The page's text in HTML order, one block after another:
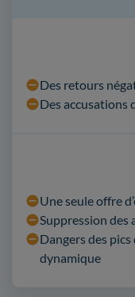
Des retours
Des accusations
Une seule offre
Suppression des
Dangers des
dynamique